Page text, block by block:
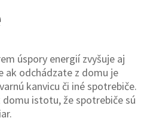
úspory energií zvyšuje aj
ak odchádzate z domu je
kanvicu či iné spotrebiče.
istotu, že spotrebiče sú